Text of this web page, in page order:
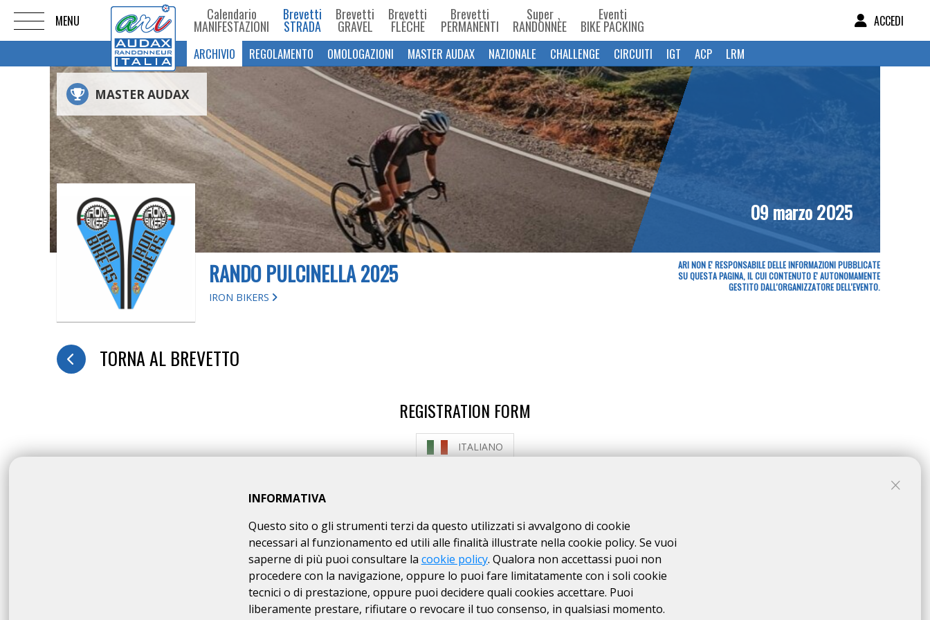
Calendario
MANIFESTAZIONI
Brevetti
STRADA
Brevetti
GRAVEL
Brevetti
FLÈCHE
Brevetti
PERMANENTI
Super
RANDONNÈE
Eventi
BIKE PACKING ACCEDI
ARCHIVIO REGOLAMENTO OMOLOGAZIONI MASTER AUDAX NAZIONALE CHALLENGE CIRCUITI IGT ACP LRM
MASTER AUDAX
09 marzo 2025
ARI NON E' RESPONSABILE DELLE INFORMAZIONI PUBBLICATE
SU QUESTA PAGINA, IL CUI CONTENUTO E' AUTONOMAMENTE
GESTITO DALL'ORGANIZZATORE DELL'EVENTO.
RANDO PULCINELLA 2025
IRON BIKERS
TORNA AL BREVETTO
REGISTRATION FORM
ITALIANO
NON-REGISTERED CYCLISTS ARE NOT ALLOWED TO ENTER
Read info here
ISCRIZIONI CHIUSE
INFORMATIVA
Questo sito o gli strumenti terzi da questo utilizzati si avvalgono di cookie
necessari al funzionamento ed utili alle finalità illustrate nella cookie policy. Se vuoi
saperne di più puoi consultare la cookie policy. Qualora non accettassi puoi non
procedere con la navigazione, oppure lo puoi fare limitatamente con i soli cookie
tecnici o di prestazione, oppure puoi decidere quali cookies accettare. Puoi
liberamente prestare, rifiutare o revocare il tuo consenso, in qualsiasi momento.